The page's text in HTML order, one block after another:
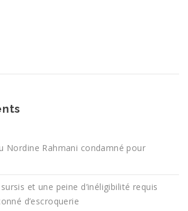
Nordine Rahmani condamné pour
et une peine d’inéligibilité requis
d’escroquerie